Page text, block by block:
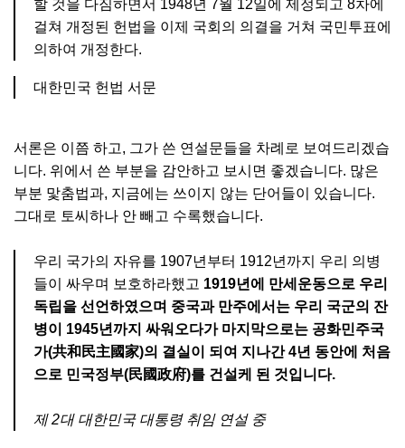
할 것을 다짐하면서 1948년 7월 12일에 제정되고 8차에
걸쳐 개정된 헌법을 이제 국회의 의결을 거쳐 국민투표에
의하여 개정한다.
대한민국 헌법 서문
서론은 이쯤 하고, 그가 쓴 연설문들을 차례로 보여드리겠습
니다. 위에서 쓴 부분을 감안하고 보시면 좋겠습니다. 많은
부분 맟춤법과, 지금에는 쓰이지 않는 단어들이 있습니다.
그대로 토씨하나 안 빼고 수록했습니다.
우리 국가의 자유를 1907년부터 1912년까지 우리 의병
들이 싸우며 보호하라했고 1919년에 만세운동으로 우리
독립을 선언하였으며 중국과 만주에서는 우리 국군의 잔
병이 1945년까지 싸워오다가 마지막으로는 공화민주국
가(共和民主國家)의 결실이 되여 지나간 4년 동안에 처음
으로 민국정부(民國政府)를 건설케 된 것입니다.
제 2대 대한민국 대통령 취임 연설 중